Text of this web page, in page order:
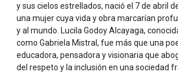
y sus cielos estrellados, nació el 7 de abril
una mujer cuya vida y obra marcarían
y al mundo. Lucila Godoy Alcayaga,
como Gabriela Mistral, fue más que una
educadora, pensadora y visionaria que
del respeto y la inclusión en una sociedad
2. «Los derechos de los niños son los
futuro.»